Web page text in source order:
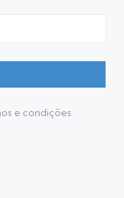
e condições